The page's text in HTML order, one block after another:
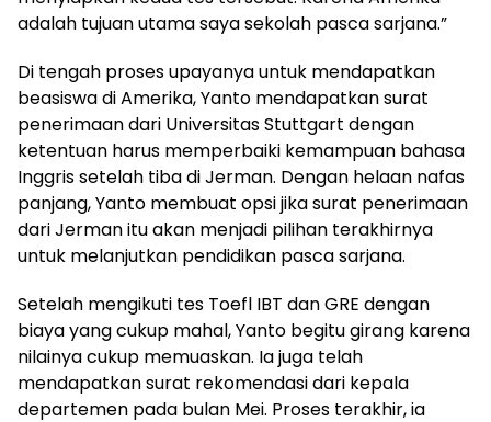
adalah tujuan utama saya sekolah pasca sarjana.”
Di tengah proses upayanya untuk mendapatkan
beasiswa di Amerika, Yanto mendapatkan surat
penerimaan dari Universitas Stuttgart dengan
ketentuan harus memperbaiki kemampuan bahasa
Inggris setelah tiba di Jerman. Dengan helaan nafas
panjang, Yanto membuat opsi jika surat penerimaan
dari Jerman itu akan menjadi pilihan terakhirnya
untuk melanjutkan pendidikan pasca sarjana.
Setelah mengikuti tes Toefl IBT dan GRE dengan
biaya yang cukup mahal, Yanto begitu girang karena
nilainya cukup memuaskan. Ia juga telah
mendapatkan surat rekomendasi dari kepala
departemen pada bulan Mei. Proses terakhir, ia